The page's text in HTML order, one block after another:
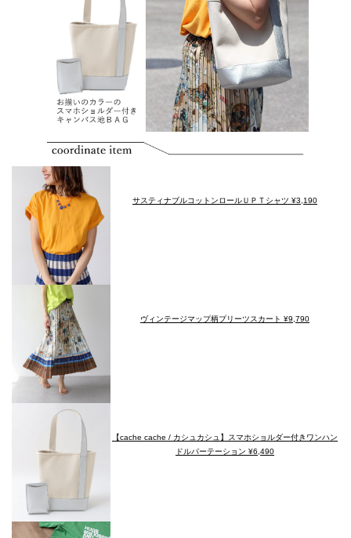
サスティナブルコットンロールＵＰＴシャツ ¥3,190
ヴィンテージマップ柄プリーツスカート ¥9,790
【cache cache / カシュカシュ】スマホショルダー付きワンハン
ドルパーテーション ¥6,490